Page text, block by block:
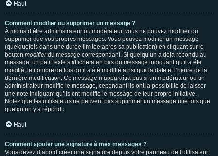
Haut
Comment modifier ou supprimer un message ?
À moins d’être administrateur ou modérateur, vous ne pouvez modifier ou
supprimer que vos propres messages. Vous pouvez modifier un message
(quelquefois dans une durée limitée après sa publication) en cliquant sur le
bouton modifierdu message correspondant. Si quelqu’un a déjà répondu au
message, un petit texte s’affichera en bas du message indiquant qu’il a été
modifié, le nombre de fois qu’il a été modifié ainsi que la date et l’heure de la
dernière modification. Ce message n’apparaîtra pas si un modérateur ou un
administrateur modifie le message, cependant ils ont la possibilité de laisser
une note indiquant qu’ils ont modifié le message de leur propre initiative.
Notez que les utilisateurs ne peuvent pas supprimer un message une fois que
quelqu’un y a répondu.
Haut
Comment ajouter une signature à mes messages ?
Vous devez d’abord créer une signature depuis votre panneau de l’utilisateur.